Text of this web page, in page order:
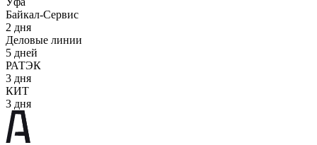
Байкал-Сервис
2 дня
Деловые линии
5 дней
РАТЭК
3 дня
КИТ
3 дня